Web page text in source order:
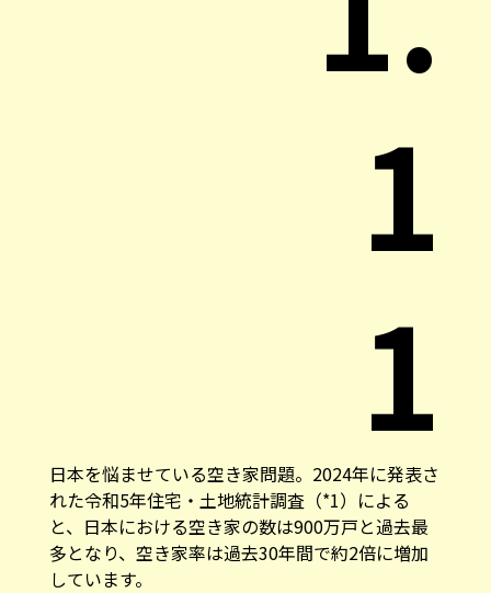
1
1
日本を悩ませている空き家問題。2024年に発表さ
れた令和5年住宅・土地統計調査（*1）による
と、日本における空き家の数は900万戸と過去最
多となり、空き家率は過去30年間で約2倍に増加
しています。